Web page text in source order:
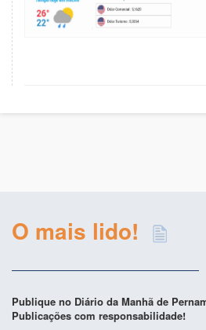
O mais lido!
Publique no Diário da Manhã de
Publicações com responsabilidade!